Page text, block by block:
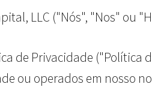
LLC ("Nós", "Nos" ou
de Privacidade ("Política
ou operados em nosso